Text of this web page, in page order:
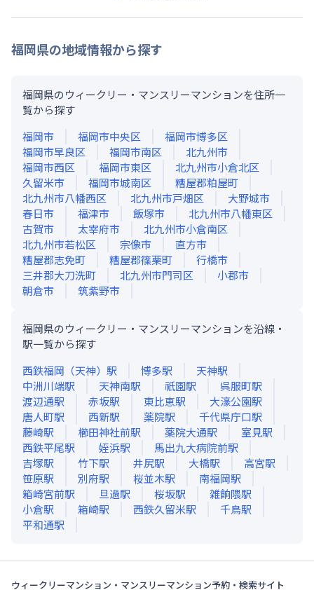
福岡県の地域情報から探す
福岡県のウィークリー・マンスリーマンションを住所一
覧から探す
福岡市
福岡市中央区
福岡市博多区
福岡市早良区
福岡市南区
北九州市
福岡市西区
福岡市東区
北九州市小倉北区
久留米市
福岡市城南区
糟屋郡粕屋町
北九州市八幡西区
北九州市戸畑区
大野城市
春日市
福津市 飯塚市
北九州市八幡東区
古賀市
太宰府市
北九州市小倉南区
北九州市若松区
宗像市
直方市
糟屋郡志免町
糟屋郡篠栗町
行橋市
三井郡大刀洗町
北九州市門司区
小郡市
朝倉市
筑紫野市
福岡県のウィークリー・マンスリーマンションを沿線・
駅一覧から探す
西鉄福岡（天神） 駅 博多駅 天神駅
中洲川端駅 天神南駅 祇園駅 呉服町駅
渡辺通駅 赤坂駅 東比恵駅 大濠公園駅
唐人町駅 西新駅 薬院駅 千代県庁口駅
藤崎駅 櫛田神社前駅 薬院大通駅 室見駅
西鉄平尾駅 姪浜駅 馬出九大病院前駅
吉塚駅 竹下駅 井尻駅 大橋駅 高宮駅
笹原駅 別府駅 桜並木駅 南福岡駅
箱崎宮前駅 旦過駅 桜坂駅 雑餉隈駅
小倉駅 箱崎駅 西鉄久留米駅 千鳥駅
平和通駅
ウィークリーマンション・マンスリーマンション予約・検索サイト